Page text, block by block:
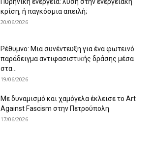
Πυρηνική ενέργεια: λύση στην ενεργειακή
κρίση, ή παγκόσμια απειλή;
20/06/2026
Ρέθυμνο: Μια συνέντευξη για ένα φωτεινό
παράδειγμα αντιφασιστικής δράσης μέσα
στα...
19/06/2026
Με δυναμισμό και χαμόγελα έκλεισε το Art
Against Fascism στην Πετρούπολη
17/06/2026